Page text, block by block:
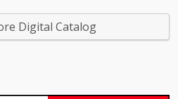
Digital Catalog